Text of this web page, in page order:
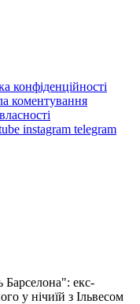
конфіденційності
коментування
instagram telegram
Барселона": екс-
у нічиїй з Ільвесом